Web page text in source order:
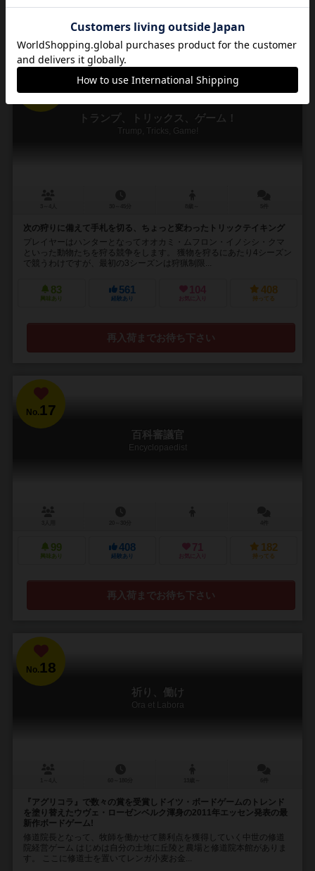
再入荷までお待ち下さい
No.16
トランプ、トリックス、ゲーム！
Trump, Tricks, Game!
次の狩りに備えて手札を切る、ちょっと変わったトリックテイキング
プレイヤーはハンターとなってオオカミ・ムフロン・イノシシ・クマ
といった動物たちを狩る競争をします。 獲物を狩るにあたり4シーズン
で競うわけですが、最初の3シーズンは狩猟制限...
83
興味あり
561
経験あり
104
お気に入り
408
持ってる
再入荷までお待ち下さい
No.17
百科審議官
Encyclopaedist
99
興味あり
408
経験あり
71
お気に入り
182
持ってる
再入荷までお待ち下さい
No.18
祈り、働け
Ora et Labora
『アグリコラ』で数々の賞を受賞しドイツ・ボードゲームのトレンド
を塗り替えたウヴェ・ローゼンベルク渾身の2011年エッセン発表の最
新作ボードゲーム!
修道院長となって、牧師を働かせて勝利点を獲得していく中世の修道
院経営ゲーム はじめは自分の土地に丘陵と農場と修道院本館がありま
す。 ここに修道士を置いてレンガ小麦お金...